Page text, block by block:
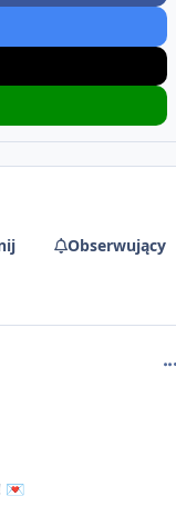
Obserwujący
💌